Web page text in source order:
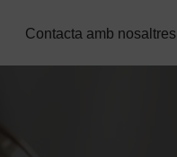
Contacta amb nosaltres